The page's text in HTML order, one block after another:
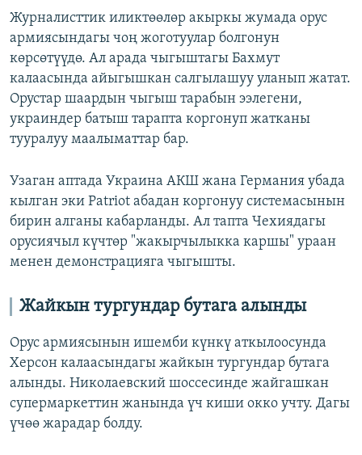
Журналисттик иликтөөлөр акыркы жумада орус
армиясындагы чоң жоготуулар болгонун
көрсөтүүдө. Ал арада чыгыштагы Бахмут
калаасында айыгышкан салгылашуу уланып жатат.
Орустар шаардын чыгыш тарабын ээлегени,
украиндер батыш тарапта коргонуп жатканы
тууралуу маалыматтар бар.
Узаган аптада Украина АКШ жана Германия убада
кылган эки Patriot абадан коргонуу системасынын
бирин алганы кабарланды. Ал тапта Чехиядагы
орусиячыл күчтөр "жакырчылыкка каршы" ураан
менен демонстрацияга чыгышты.
Жайкын тургундар бутага алынды
Орус армиясынын ишемби күнкү аткылоосунда
Херсон калаасындагы жайкын тургундар бутага
алынды. Николаевский шоссесинде жайгашкан
супермаркеттин жанында үч киши окко учту. Дагы
үчөө жарадар болду.